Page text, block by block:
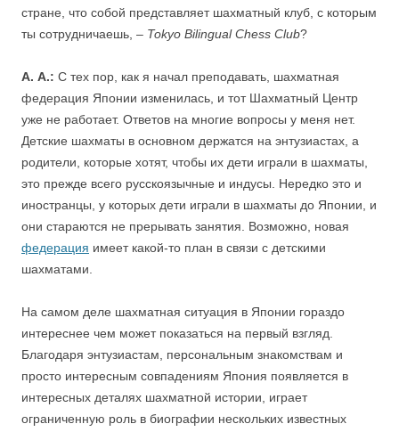
стране, что собой представляет шахматный клуб, с которым
ты сотрудничаешь, – Tokyo Bilingual Chess Club?
А. А.: С тех пор, как я начал преподавать, шахматная
федерация Японии изменилась, и тот Шахматный Центр
уже не работает. Ответов на многие вопросы у меня нет.
Детские шахматы в основном держатся на энтузиастах, а
родители, которые хотят, чтобы их дети играли в шахматы,
это прежде всего русскоязычные и индусы. Нередко это и
иностранцы, у которых дети играли в шахматы до Японии, и
они стараются не прерывать занятия. Возможно, новая
федерация имеет какой-то план в связи с детскими
шахматами.
На самом деле шахматная ситуация в Японии гораздо
интереснее чем может показаться на первый взгляд.
Благодаря энтузиастам, персональным знакомствам и
просто интересным совпадениям Япония появляется в
интересных деталях шахматной истории, играет
ограниченную роль в биографии нескольких известных